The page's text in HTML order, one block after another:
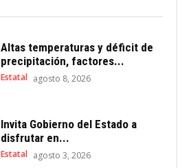
Altas temperaturas y déficit de
precipitación, factores...
Estatal agosto 8, 2026
Invita Gobierno del Estado a
disfrutar en...
Estatal agosto 3, 2026